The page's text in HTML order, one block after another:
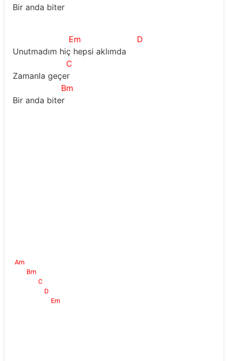
Bir anda biter
Em
D
Unutmadım hiç hepsi aklımda
C
Zamanla geçer
Bm
Bir anda biter
Am
Bm
C
D
Em